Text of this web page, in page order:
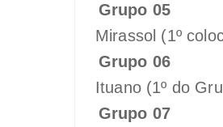
Grupo 05
Mirassol (1º
Grupo 06
Ituano (1º do
Grupo 07